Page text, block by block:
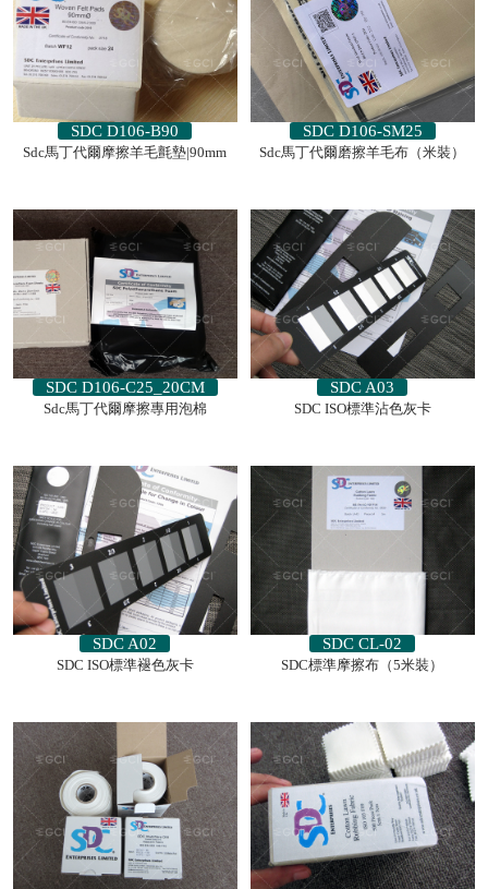
SDC D106-B90
Sdc馬丁代爾摩擦羊毛氈墊|90mm
SDC D106-SM25
Sdc馬丁代爾磨擦羊毛布（米裝）
SDC D106-C25_20CM
Sdc馬丁代爾摩擦專用泡棉
SDC A03
SDC ISO標準沾色灰卡
SDC A02
SDC ISO標準褪色灰卡
SDC CL-02
SDC標準摩擦布（5米裝）